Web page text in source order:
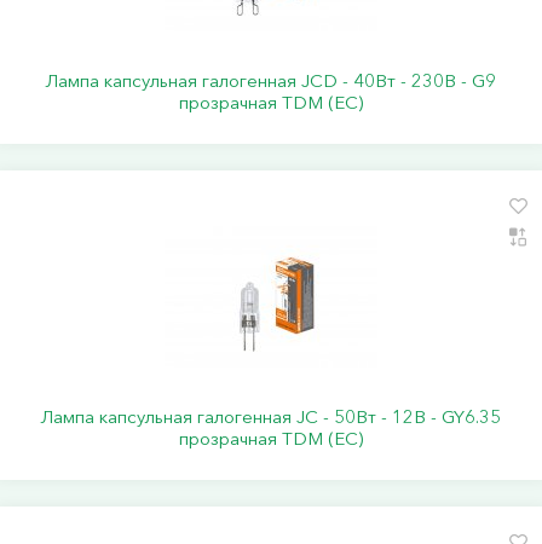
Лампа капсульная галогенная JCD - 40Вт - 230В - G9
прозрачная TDM (ЕС)
Лампа капсульная галогенная JC - 50Вт - 12В - GY6.35
прозрачная TDM (ЕС)